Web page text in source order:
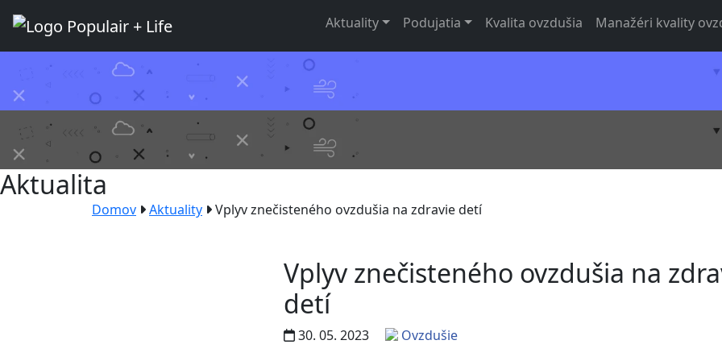
Aktuality Podujatia Kvalita ovzdušia Manažéri kvality
Aktualita
Domov Aktuality Vplyv znečisteného ovzdušia na zdravie detí
Vplyv znečisteného ovzdušia na
detí
30. 05. 2023 Ovzdušie